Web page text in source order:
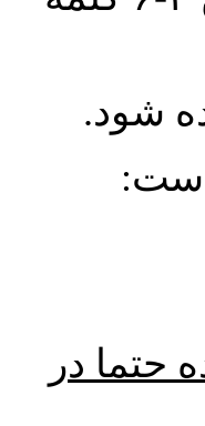
شود.
است:
حتما در